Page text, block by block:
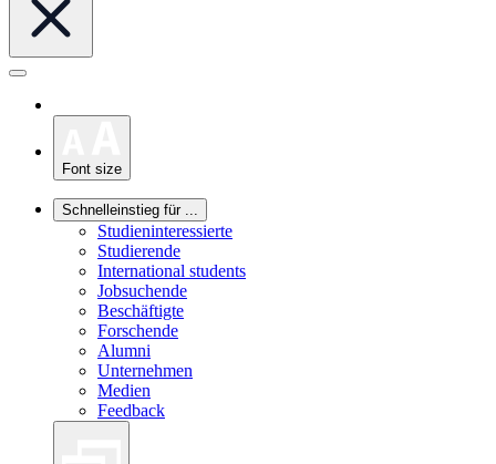
Font size
Schnelleinstieg für ...
Studieninteressierte
Studierende
International students
Jobsuchende
Beschäftigte
Forschende
Alumni
Unternehmen
Medien
Feedback